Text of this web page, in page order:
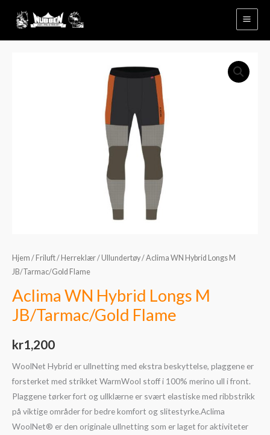
Hjem / Friluft/ Herreklær/ Ullundertøy/ Aclima WN Hybrid Longs M
JB/Tarmac/Gold Flame
Aclima WN Hybrid Longs M
JB/Tarmac/Gold Flame
kr1,200
WoolNet Hybrid er ullnetting med ekstra beskyttelse, plaggene er
forsterket med strikket WarmWool stoff i 100% merino ull i front.
Plaggene tørker fort og ullklærne er svært elastiske med ribbstrikk
på viktige områder for bedre komfort og slitestyrke.Aclima
WoolNet® er den originale ullnetting som er laget for aktiviteter